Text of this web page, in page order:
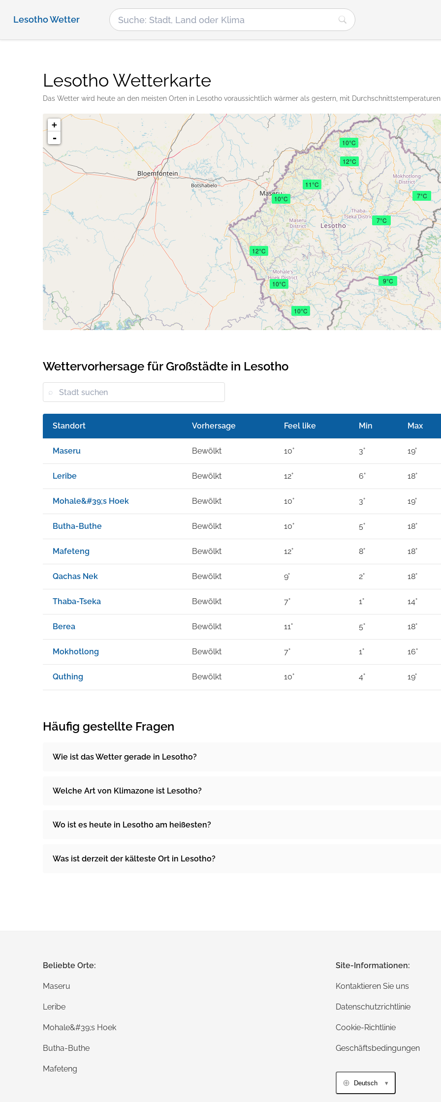
Lesotho Wetter
Lesotho Wetterkarte
Das Wetter wird heute an den meisten Orten in Lesotho voraussichtlich wärmer als gestern, mit Durchschnittstemperaturen
10°C
12°C
10°C
10°C
12°C
9°C
7°C
11°C
7°C
10°C
+
-
Wettervorhersage für Großstädte in Lesotho
Standort Vorhersage Feel like Min Max
Maseru Bewölkt 10° 3° 19°
Leribe Bewölkt 12° 6° 18°
Mohale&#39;s Hoek Bewölkt 10° 3° 19°
Butha-Buthe Bewölkt 10° 5° 18°
Mafeteng Bewölkt 12° 8° 18°
Qachas Nek Bewölkt 9° 2° 18°
Thaba-Tseka Bewölkt 7° 1° 14°
Berea Bewölkt 11° 5° 18°
Mokhotlong Bewölkt 7° 1° 16°
Quthing Bewölkt 10° 4° 19°
Häufig gestellte Fragen
Wie ist das Wetter gerade in Lesotho?
Welche Art von Klimazone ist Lesotho?
Wo ist es heute in Lesotho am heißesten?
Was ist derzeit der kälteste Ort in Lesotho?
Beliebte Orte:
Maseru
Leribe
Mohale&#39;s Hoek
Butha-Buthe
Mafeteng
Site-Informationen:
Kontaktieren Sie uns
Datenschutzrichtlinie
Cookie-Richtlinie
Geschäftsbedingungen
Deutsch